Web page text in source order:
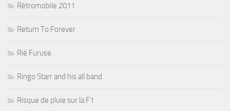
Rétromobile 2011
Return To Forever
Rié Furuse
Ringo Starr and his all band
Risque de pluie sur la F1